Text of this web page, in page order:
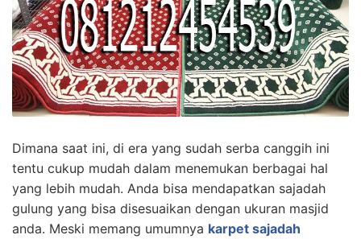
Dimana saat ini, di era yang sudah serba canggih ini
tentu cukup mudah dalam menemukan berbagai hal
yang lebih mudah. Anda bisa mendapatkan sajadah
gulung yang bisa disesuaikan dengan ukuran masjid
anda. Meski memang umumnya karpet sajadah